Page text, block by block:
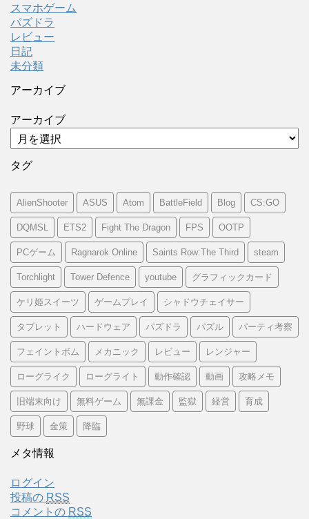
スマホゲーム
パズドラ
レビュー
日記
未分類
アーカイブ
アーカイブ
タグ
AlienShooter ASUS Atom BattleField Blog CS:GO
DQMSL ETS2 Fight The Dragon FPS OOTP
PCゲーム Ragnarok Online Saints Row:The Third steam
Torchlight Tower Defence youtube グラフィックカード
ケリ姫スイーツ ゲームプレイ シャドウチェイサー
タブレット ハードウェア パズドラ パズル パーティ考察
フェイントボム メカニック レビュー レンジャー
ローグライク ローグライト 動作確認 動画 攻略メモ
旧端末向け 無料ゲーム 無課金 監獄 経営 育成
野球 金策 降臨
メタ情報
ログイン
投稿の RSS
コメントの RSS